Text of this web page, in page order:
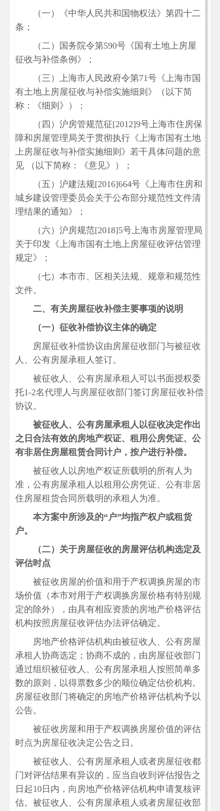
（一）《中华人民共和国物权法》第四十二
条；
（二）国务院令第590号《国有土地上房屋
征收与补偿条例》；
（三）上海市人民政府令第71号《上海市国
有土地上房屋征收与补偿实施细则》（以下简
称：《细则》）；
（四）沪房管规范征[2012]9号上海市住房保
障和房屋管理局关于贯彻执行《上海市国有土地
上房屋征收与补偿实施细则》若干具体问题的意
见 （以下简称：《意见》）；
（五）沪建法规[2016]664号《上海市住房和
城乡建设管理委员会关于公布部分规范性文件清
理结果的通知》；
（六）沪房规范[2018]5号上海市房屋管理局
关于印发《上海市国有土地上房屋征收评估管理
规定》；
（七）本市市、区相关法规、规章和规范性
文件。
二、有关房屋征收补偿主要事项的说明
（一）征收补偿协议主体的确定
房屋征收补偿协议由房屋征收部门与被征收
人、公有房屋承租人签订。
被征收人、公有房屋承租人可以书面授权委
托1-2名代理人与房屋征收部门签订房屋征收补偿
协议。
被征收人、公有房屋承租人以征收决定作出
之日合法有效的房地产权证、租用公房凭证、公
有非居住房屋租赁合同计户，按户进行补偿。
被征收人以房地产权证所载明的所有人为
准，公有房屋承租人以租用公房凭证、公有非居
住房屋租货合同所载明的承租人为准。
本方案中所涉及的“户”均指产权户或租货
户。
（二）关于房屋征收的房屋评估机构选定及
评估时点
被征收房屋的价值和用于产权调换房屋的市
场价值（本市对用于产权调换房屋价格有特别规
定的除外），由具有相应资质的房地产价格评估
机构按照房屋征收评估办法评估确定。
房地产价格评估机构由被征收人、公有房屋
承租人协商选定；协商不成的，由房屋征收部门
通过组织被征收人、公有房屋承租人按照简单多
数的原则，以得票数多少的顺位确定估价机构。
房屋征收部门将确定的房地产价格评估机构予以
公告。
被征收房屋和用于产权调换房屋价值的评估
时点为房屋征收决定公告之日。
被征收人、公有房屋承租人或者房屋征收都
门对评估结果有异议的，应当自收到评估报告之
日起10日内，向房地产价格评估机构申请复核评
估。被征收人、公有房屋承租人或者房屋征收部